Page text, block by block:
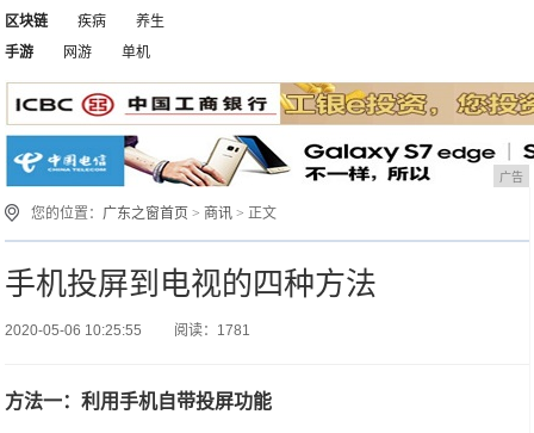
区块链
疾病
养生
手游
网游 单机
广告
您的位置： 广东之窗首页 > 商讯 > 正文
手机投屏到电视的四种方法
2020-05-06 10:25:55 阅读：1781
方法一：利用手机自带投屏功能